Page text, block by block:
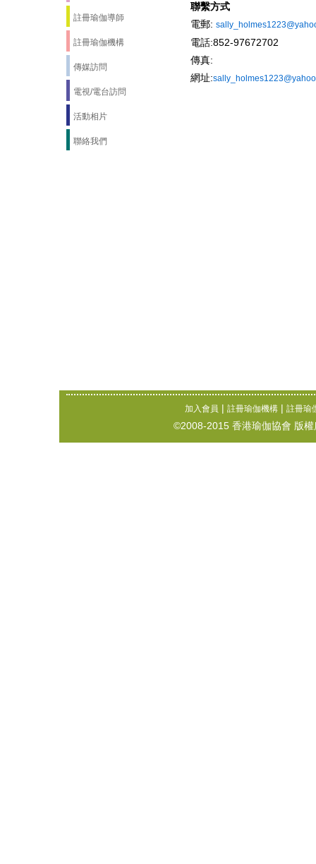
註冊瑜伽導師
註冊瑜伽機構
傳媒訪問
電視/電台訪問
活動相片
聯絡我們
聯繫方式
電郵:
電話:852-97672702
傳真:
網址:sally_holmes1223@yahoo
加入會員 | 註冊瑜伽機構 | 註冊瑜
©2008-2015 香港瑜伽協會 版